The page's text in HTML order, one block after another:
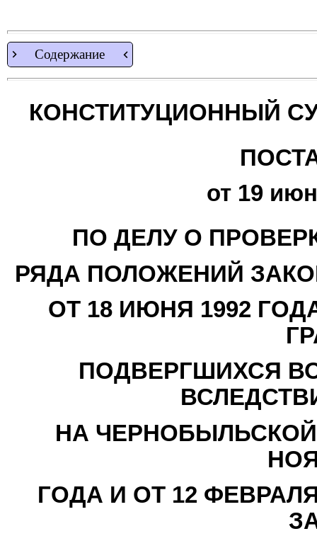
Содержание
КОНСТИТУЦИОННЫЙ
от 19
ПО ДЕЛУ О
РЯДА ПОЛОЖЕНИЙ
ОТ 18 ИЮНЯ 1992
ПОДВЕРГШИХСЯ
НА ЧЕРНОБЫЛЬСКОЙ
ГОДА И ОТ 12